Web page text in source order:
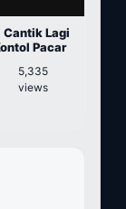
Lagi
Pacar
5,335
views